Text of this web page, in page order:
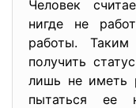
Человек
нигде не
работы.
получить
лишь не иметь
пытаться ее